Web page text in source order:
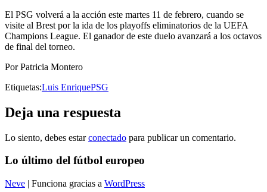
El PSG volverá a la acción este martes 11 de febrero, cuando se
visite al Brest por la ida de los playoffs eliminatorios de la UEFA
Champions League. El ganador de este duelo avanzará a los octavos
de final del torneo.
Por Patricia Montero
Etiquetas:Luis EnriquePSG
Deja una respuesta
Lo siento, debes estarconectado para publicar un comentario.
Lo último del fútbol europeo
Neve | Funciona gracias a WordPress